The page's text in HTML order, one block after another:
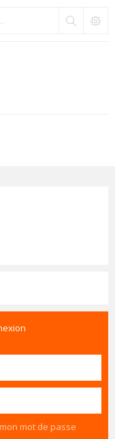
mon mot de passe